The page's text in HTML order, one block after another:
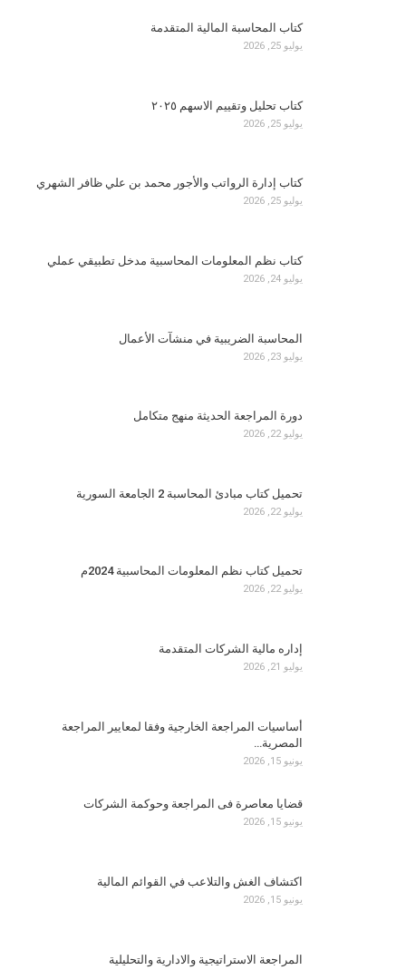
كتاب المحاسبة المالية المتقدمة
يوليو 25, 2026
كتاب تحليل وتقييم الاسهم ٢٠٢٥
يوليو 25, 2026
كتاب إدارة الرواتب والأجور محمد بن علي ظافر الشهري
يوليو 25, 2026
كتاب نظم المعلومات المحاسبية مدخل تطبيقي عملي
يوليو 24, 2026
المحاسبة الضريبية في منشآت الأعمال
يوليو 23, 2026
دورة المراجعة الحديثة منهج متكامل
يوليو 22, 2026
تحميل كتاب مبادئ المحاسبة 2 الجامعة السورية
يوليو 22, 2026
تحميل كتاب نظم المعلومات المحاسبية 2024م
يوليو 22, 2026
إداره مالية الشركات المتقدمة
يوليو 21, 2026
أساسيات المراجعة الخارجية وفقا لمعايير المراجعة
المصرية…
يونيو 15, 2026
قضايا معاصرة فى المراجعة وحوكمة الشركات
يونيو 15, 2026
اكتشاف الغش والتلاعب في القوائم المالية
يونيو 15, 2026
المراجعة الاستراتيجية والادارية والتحليلية